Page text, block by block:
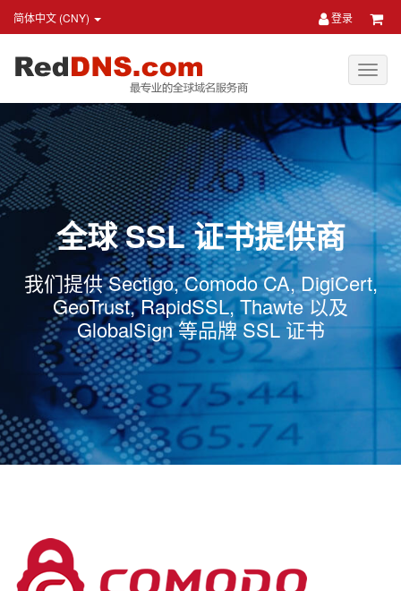
简体中文 (CNY) 登录
全球 SSL 证书提供商
我们提供 Sectigo, Comodo CA, DigiCert,
GeoTrust, RapidSSL, Thawte 以及
GlobalSign 等品牌 SSL 证书